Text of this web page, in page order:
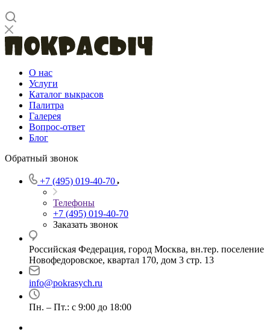
О нас
Услуги
Каталог выкрасов
Палитра
Галерея
Вопрос-ответ
Блог
Обратный звонок
+7 (495) 019-40-70
Телефоны
+7 (495) 019-40-70
Заказать звонок
Российская Федерация, город Москва, вн.тер. поселение
Новофедоровское, квартал 170, дом 3 стр. 13
info@pokrasych.ru
Пн. – Пт.: с 9:00 до 18:00